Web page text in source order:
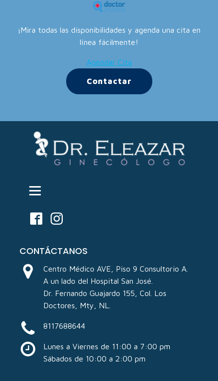
¡Mira todas las disponibilidades y agenda una cita en
línea fácilmente!
Agendar Cita
Contactar
CONTÁCTANOS
Centro Médico AVE, Piso 9 Consultorio A.
A un lado del Hospital San José.
Dr. Fernando Guajardo 155, Col. Los
Doctores, Mty, NL.
8117688644
Lunes a Viernes de 11:00 a 7:00 pm
Sábados de 10:00 a 2:00 pm